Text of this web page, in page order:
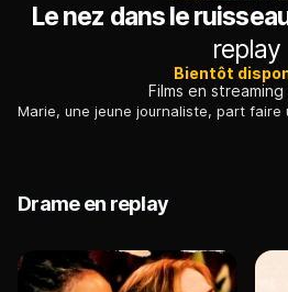
Le nez dans le
replay
Bientôt
Films en streaming
Drame en replay